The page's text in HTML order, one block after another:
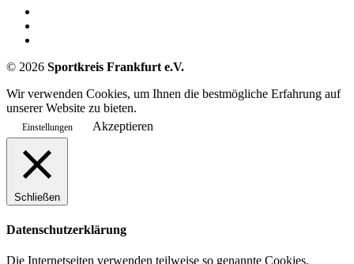
© 2026 Sportkreis Frankfurt e.V.
Wir verwenden Cookies, um Ihnen die bestmögliche Erfahrung auf
unserer Website zu bieten.
Einstellungen Akzeptieren
Schließen
Datenschutzerklärung
Die Internetseiten verwenden teilweise so genannte Cookies.